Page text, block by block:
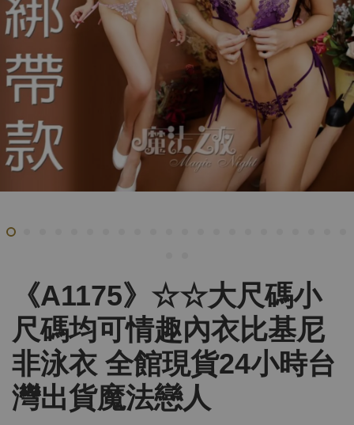
《A1175》☆☆大尺碼小
尺碼均可情趣內衣比基尼
非泳衣 全館現貨24小時台
灣出貨魔法戀人